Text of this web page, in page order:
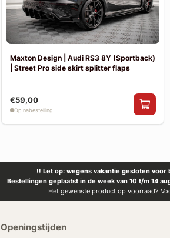
Maxton Design | Audi RS3 8Y (Sportback)
| Street Pro side skirt splitter flaps
€59,00
Op nabestelling
!! Let op: wegens vakantie gesloten voor
Bestellingen geplaatst in de week van 10 t/m 14
Het gewenste product op voorraad?
Openingstijden